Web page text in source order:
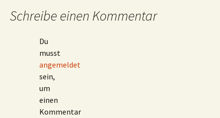
Schreibe einen Kommentar
Du
musst
angemeldet
sein,
um
einen
Kommentar